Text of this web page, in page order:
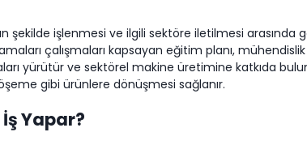
şekilde işlenmesi ve ilgili sektöre iletilmesi
çalışmaları kapsayan eğitim planı,
yürütür ve sektörel makine üretimine katkıda
gibi ürünlere dönüşmesi sağlanır.
Yapar?